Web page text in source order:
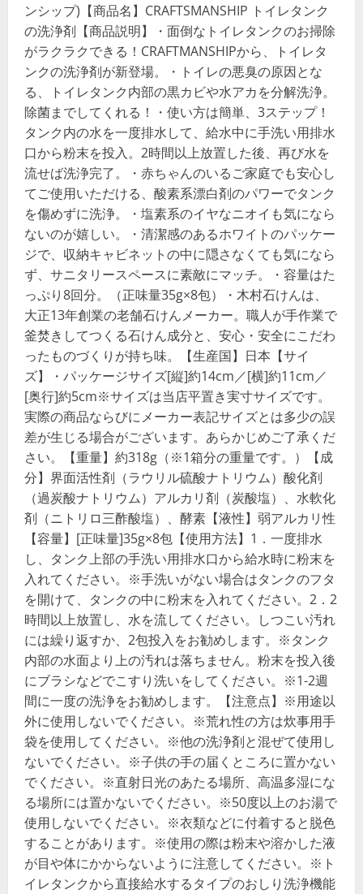
ンシップ)【商品名】CRAFTSMANSHIP トイレタンク
の洗浄剤【商品説明】・面倒なトイレタンクのお掃除
がラクラクできる！CRAFTMANSHIPから、トイレタ
ンクの洗浄剤が新登場。・トイレの悪臭の原因とな
る、トイレタンク内部の黒カビや水アカを分解洗浄。
除菌までしてくれる！・使い方は簡単、3ステップ！
タンク内の水を一度排水して、給水中に手洗い用排水
口から粉末を投入。2時間以上放置した後、再び水を
流せば洗浄完了。・赤ちゃんのいるご家庭でも安心し
てご使用いただける、酸素系漂白剤のパワーでタンク
を傷めずに洗浄。・塩素系のイヤなニオイも気になら
ないのが嬉しい。・清潔感のあるホワイトのパッケー
ジで、収納キャビネットの中に隠さなくても気になら
ず、サニタリースペースに素敵にマッチ。・容量はた
っぷり8回分。（正味量35g×8包）・木村石けんは、
大正13年創業の老舗石けんメーカー。職人が手作業で
釜焚きしてつくる石けん成分と、安心・安全にこだわ
ったものづくりが持ち味。【生産国】日本【サイ
ズ】・パッケージサイズ[縦]約14cm／[横]約11cm／
[奥行]約5cm※サイズは当店平置き実寸サイズです。
実際の商品ならびにメーカー表記サイズとは多少の誤
差が生じる場合がございます。あらかじめご了承くだ
さい。【重量】約318g（※1箱分の重量です。）【成
分】界面活性剤（ラウリル硫酸ナトリウム）酸化剤
（過炭酸ナトリウム）アルカリ剤（炭酸塩）、水軟化
剤（ニトリロ三酢酸塩）、酵素【液性】弱アルカリ性
【容量】[正味量]35g×8包【使用方法】1．一度排水
し、タンク上部の手洗い用排水口から給水時に粉末を
入れてください。※手洗いがない場合はタンクのフタ
を開けて、タンクの中に粉末を入れてください。2．2
時間以上放置し、水を流してください。しつこい汚れ
には繰り返すか、2包投入をお勧めします。※タンク
内部の水面より上の汚れは落ちません。粉末を投入後
にブラシなどでこすり洗いをしてください。※1-2週
間に一度の洗浄をお勧めします。【注意点】※用途以
外に使用しないでください。※荒れ性の方は炊事用手
袋を使用してください。※他の洗浄剤と混ぜて使用し
ないでください。※子供の手の届くところに置かない
でください。※直射日光のあたる場所、高温多湿にな
る場所には置かないでください。※50度以上のお湯で
使用しないでください。※衣類などに付着すると脱色
することがあります。※使用の際は粉末や溶かした液
が目や体にかからないように注意してください。※ト
イレタンクから直接給水するタイプのおしり洗浄機能